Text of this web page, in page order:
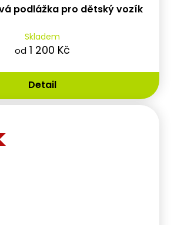
podlážka pro dětský vozík
Skladem
od 1 200 Kč
Detail